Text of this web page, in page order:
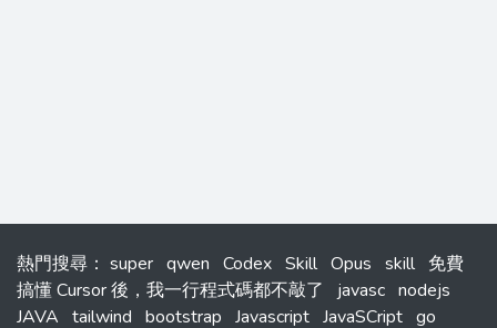
熱門搜尋 ： super qwen Codex Skill Opus skill 免費
搞懂 Cursor 後，我一行程式碼都不敲了
javasc nodejs
JAVA tailwind bootstrap Javascript JavaSCript go